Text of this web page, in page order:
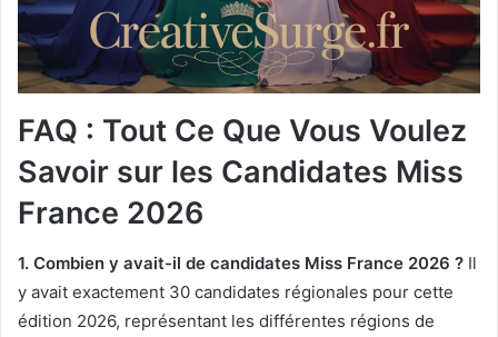
FAQ : Tout Ce Que Vous Voulez
Savoir sur les Candidates Miss
France 2026
1. Combien y avait-il de candidates Miss France 2026 ? Il
y avait exactement 30 candidates régionales pour cette
édition 2026, représentant les différentes régions de